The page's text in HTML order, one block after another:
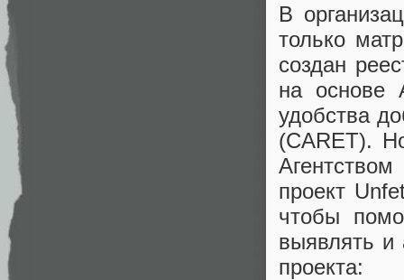
В
только
создан
на основе
удобства
(CARET).
проект
чтобы
выявлять и
проекта: